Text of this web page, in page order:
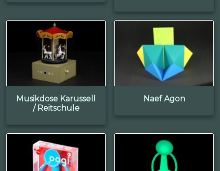
Musikdose Karussell
/ Reitschule
Naef Agon